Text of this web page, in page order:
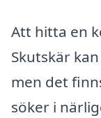
Att hitta en
Skutskär
men det
söker i